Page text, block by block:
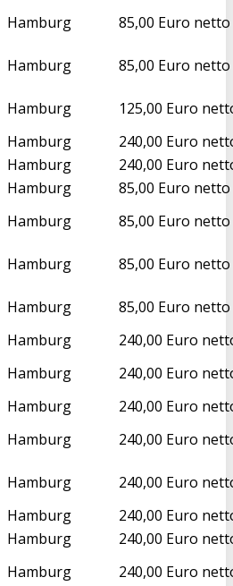
Hamburg 85,00 Euro netto
Hamburg 85,00 Euro netto
Hamburg
125,00 Euro
Hamburg
240,00 Euro
Hamburg
240,00 Euro
Hamburg
85,00 Euro netto
Hamburg 85,00 Euro netto
Hamburg 85,00 Euro netto
Hamburg
85,00 Euro netto
Hamburg
240,00 Euro
Hamburg
240,00 Euro
Hamburg
240,00 Euro
Hamburg 240,00 Euro
Hamburg
240,00 Euro
Hamburg
240,00 Euro
Hamburg
240,00 Euro
Hamburg
240,00 Euro